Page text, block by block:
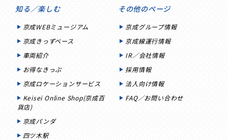
知る／楽しむ
京成WEBミュージアム
京成きっずベース
車両紹介
お得なきっぷ
京成ロケーションサービス
Keisei Online Shop(京成百
貨店)
京成パンダ
四ツ木駅
その他のページ
京成グループ情報
京成線運行情報
IR／会社情報
採用情報
法人向け情報
FAQ／お問い合わせ